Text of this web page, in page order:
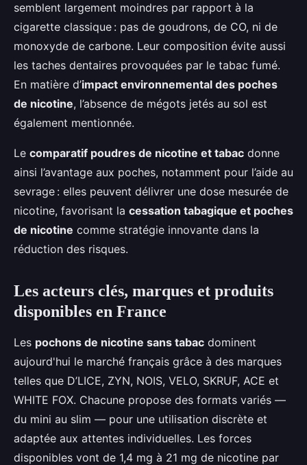
semblent largement moindres par rapport à la
cigarette classique : pas de goudrons, de CO, ni de
monoxyde de carbone. Leur composition évite aussi
les taches dentaires provoquées par le tabac fumé.
En matière d’impact environnemental des poches
de nicotine, l’absence de mégots jetés au sol est
également mentionnée.
Le comparatif poudres de nicotine et tabac donne
ainsi l’avantage aux poches, notamment pour l’aide au
sevrage : elles peuvent délivrer une dose mesurée de
nicotine, favorisant la cessation tabagique et poches
de nicotine comme stratégie innovante dans la
réduction des risques.
Les acteurs clés, marques et produits
disponibles en France
Les pochons de nicotine sans tabac dominent
aujourd'hui le marché français grâce à des marques
telles que D’LICE, ZYN, NOIS, VELO, SKRUF, ACE et
WHITE FOX. Chacune propose des formats variés —
du mini au slim — pour une utilisation discrète et
adaptée aux attentes individuelles. Les forces
disponibles vont de 1,4 mg à 21 mg de nicotine par